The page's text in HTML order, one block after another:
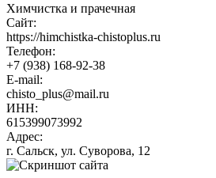
Химчистка и прачечная
Сайт:
https://himchistka-chistoplus.ru
Телефон:
+7 (938) 168-92-38
E-mail:
chisto_plus@mail.ru
ИНН:
615399073992
Адрес:
г. Сальск, ул. Суворова, 12